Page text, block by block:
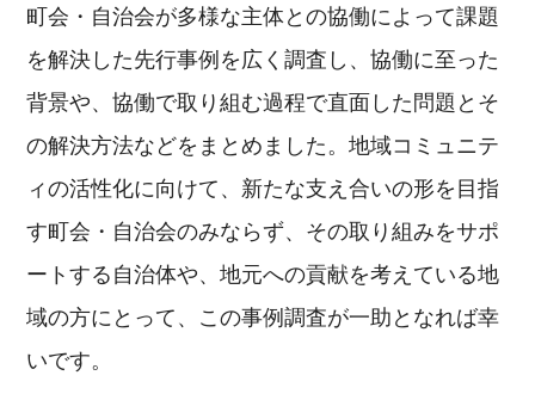
町会・自治会が多様な主体との協働によって課題
を解決した先行事例を広く調査し、協働に至った
背景や、協働で取り組む過程で直面した問題とそ
の解決方法などをまとめました。地域コミュニテ
ィの活性化に向けて、新たな支え合いの形を目指
す町会・自治会のみならず、その取り組みをサポ
ートする自治体や、地元への貢献を考えている地
域の方にとって、この事例調査が一助となれば幸
いです。